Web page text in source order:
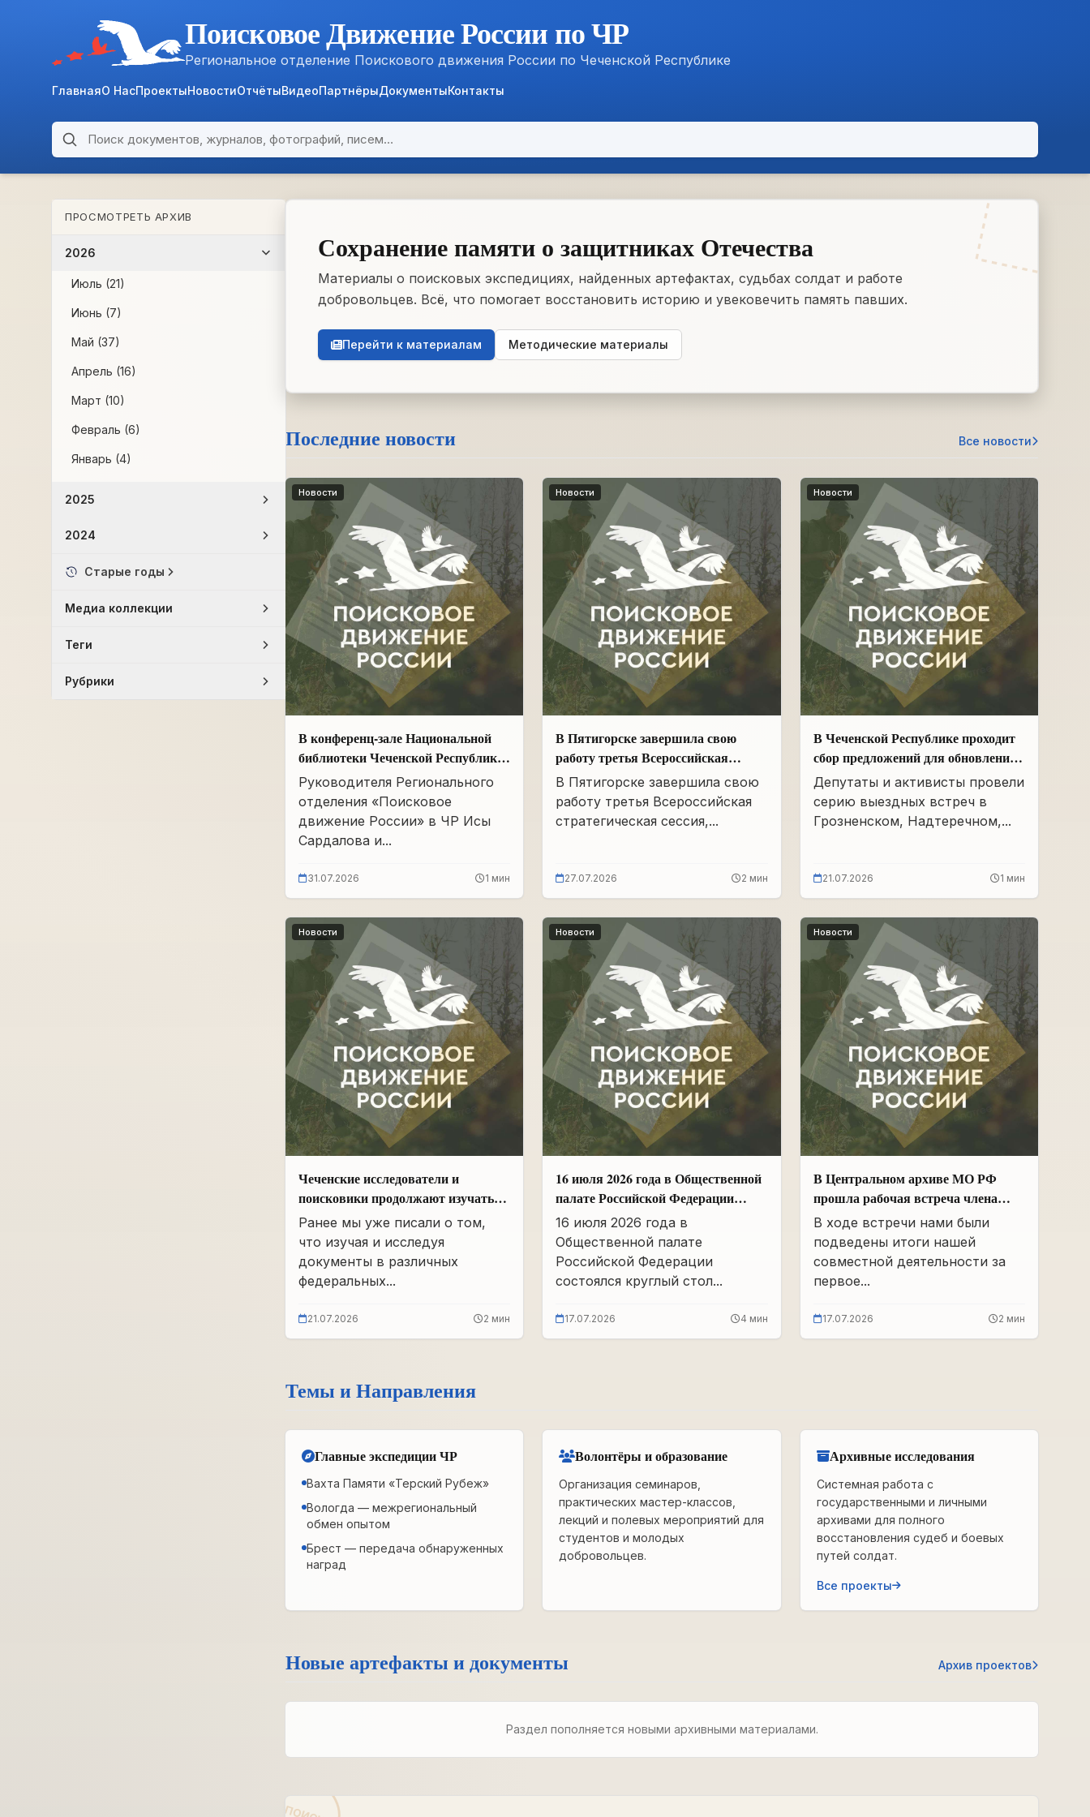
ARCHIVE
WWII • 1939–1945
Поисковое Движение России по ЧР
Региональное отделение Поискового движения России по Чеченской Республике
ГлавнаяО НасПроектыНовостиОтчётыВидеоПартнёрыДокументыКонтакты
Поиск по архиву
ПРОСМОТРЕТЬ АРХИВ
2026
Июль (21)
Июнь (7)
Май (37)
Апрель (16)
Март (10)
Февраль (6)
Январь (4)
2025
2024
Старые годы
Медиа коллекции
Теги
Рубрики
Сохранение памяти о защитниках Отечества
Материалы о поисковых экспедициях, найденных артефактах, судьбах солдат и работе
добровольцев. Всё, что помогает восстановить историю и увековечить память павших.
Перейти к материалам Методические материалы
Последние новости Все новости
Новости
В конференц-зале Национальной
библиотеки Чеченской Республики
им. А.А. Айдамирова прошло
заседание
Руководителя Регионального
отделения «Поисковое
движение России» в ЧР Исы
Сардалова и...
31.07.2026 1 мин
Новости
В Пятигорске завершила свою
работу третья Всероссийская
стратегическая сессия
В Пятигорске завершила свою
работу третья Всероссийская
стратегическая сессия,...
27.07.2026 2 мин
Новости
В Чеченской Республике проходит
сбор предложений для обновления
Народной программы в сфере АПК
Депутаты и активисты провели
серию выездных встреч в
Грозненском, Надтеречном,...
21.07.2026 1 мин
Новости
Чеченские исследователи и
поисковики продолжают изучать
фонды бывшего партархива СССР
Ранее мы уже писали о том,
что изучая и исследуя
документы в различных
федеральных...
21.07.2026 2 мин
Новости
16 июля 2026 года в Общественной
палате Российской Федерации
состоялся круглый стол
«Сохранение памяти о Героях
подвига самопожертвования и
воспитание...
16 июля 2026 года в
Общественной палате
Российской Федерации
состоялся круглый стол...
17.07.2026 4 мин
Новости
В Центральном архиве МО РФ
прошла рабочая встреча члена
Общественной палаты РФ и ЧР –
Руководителя Регионального
отделения «Поисковое движение
России» в ЧР Иса Сардалов с
Дмитриевичем Панковым
В ходе встречи нами были
подведены итоги нашей
совместной деятельности за
первое...
17.07.2026 2 мин
Темы и Направления
Главные экспедиции ЧР
Вахта Памяти «Терский Рубеж»
Вологда — межрегиональный
обмен опытом
Брест — передача обнаруженных
наград
Волонтёры и образование
Организация семинаров,
практических мастер-классов,
лекций и полевых мероприятий для
студентов и молодых
добровольцев.
Архивные исследования
Системная работа с
государственными и личными
архивами для полного
восстановления судеб и боевых
путей солдат.
Все проекты
Новые артефакты и документы Архив проектов
Раздел пополняется новыми архивными материалами.